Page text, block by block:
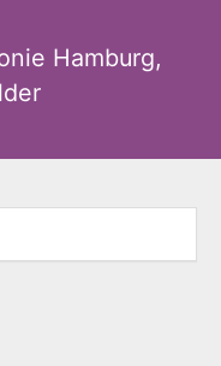
Hamburg,